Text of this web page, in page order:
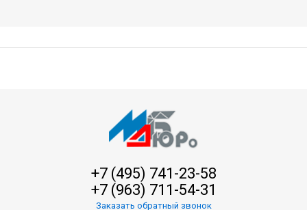
+7 (495) 741-23-58
+7 (963) 711-54-31
Заказать обратный звонок